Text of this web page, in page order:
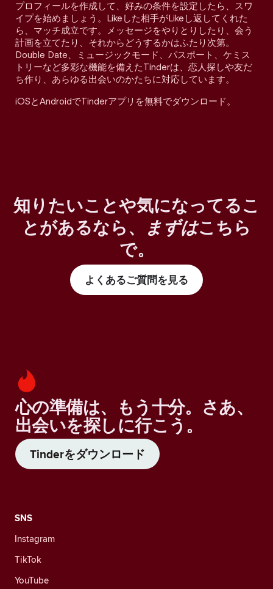
プロフィールを作成して、好みの条件を設定したら、スワ
イプを始めましょう。Likeした相手がLikeし返してくれた
ら、マッチ成立です。メッセージをやりとりしたり、会う
計画を立てたり、それからどうするかはふたり次第。
Double Date、ミュージックモード、パスポート、ケミス
トリーなど多彩な機能を備えたTinderは、恋人探しや友だ
ち作り、あらゆる出会いのかたちに対応しています。
iOSとAndroidでTinderアプリを無料でダウンロード。
知りたいことや気になってるこ
とがあるなら、
まずはこちら
で。
よくあるご質問を見る
心の準備は、もう十分。さあ、
出会いを探しに行こう。
Tinderをダウンロード
SNS
Instagram
TikTok
YouTube